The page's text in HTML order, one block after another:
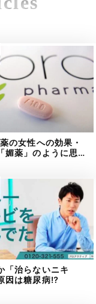
の女性への効果・
媚薬」のように思…
「治らないニキ
因は糖尿病⁉